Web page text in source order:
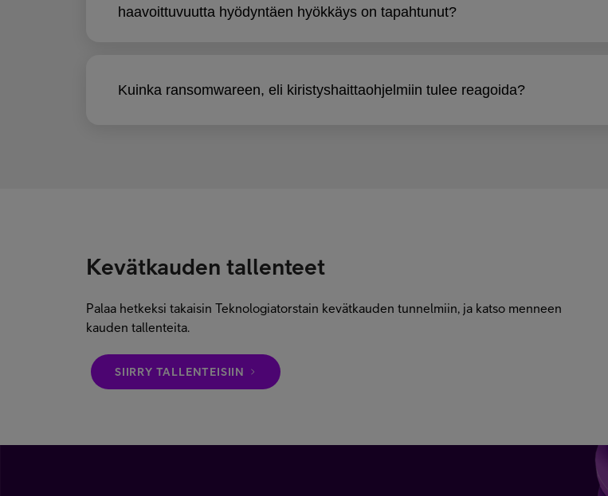
haavoittuvuutta hyödyntäen hyökkäys on tapahtunut?
Kuinka ransomwareen, eli kiristyshaittaohjelmiin tulee reagoida?
Kevätkauden tallenteet
Palaa hetkeksi takaisin Teknologiatorstain kevätkauden tunnelmiin, ja katso menneen
kauden tallenteita.
SIIRRY TALLENTEISIIN